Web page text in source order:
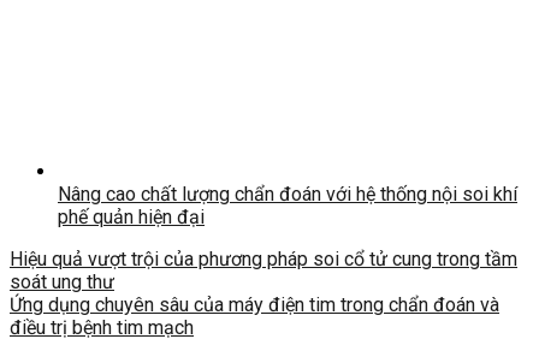
Nâng cao chất lượng chẩn đoán với hệ thống nội soi khí
phế quản hiện đại
Hiệu quả vượt trội của phương pháp soi cổ tử cung trong tầm
soát ung thư
Ứng dụng chuyên sâu của máy điện tim trong chẩn đoán và
điều trị bệnh tim mạch